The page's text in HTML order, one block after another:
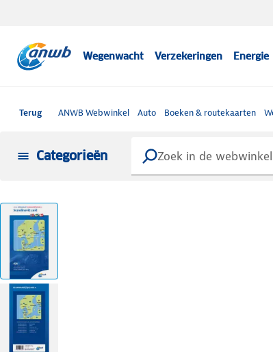
Wegenwacht Verzekeringen Energie
Terug ANWB Webwinkel Auto Boeken & routekaarten
Categorieën